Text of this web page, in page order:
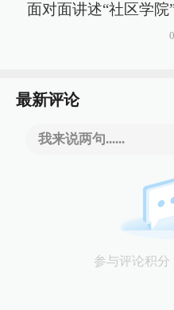
面对面讲述“社区学院
最新评论
我来说两句......
参与评论积